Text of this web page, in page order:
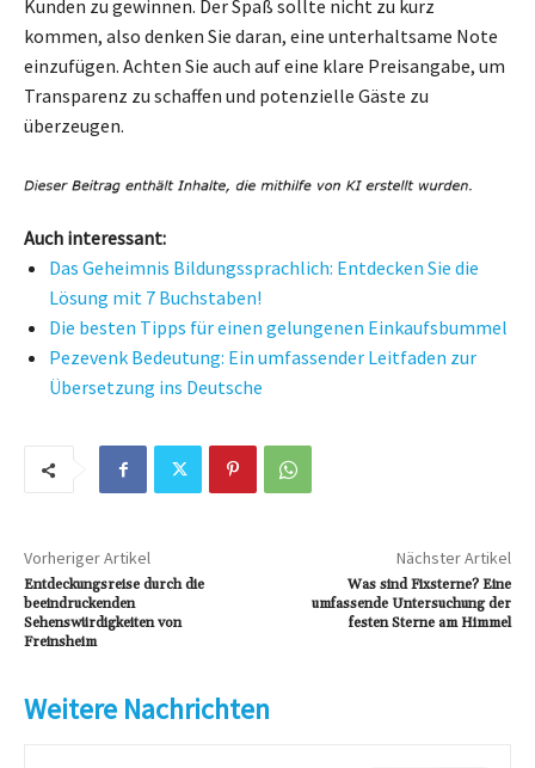
Kunden zu gewinnen. Der Spaß sollte nicht zu kurz
kommen, also denken Sie daran, eine unterhaltsame Note
einzufügen. Achten Sie auch auf eine klare Preisangabe, um
Transparenz zu schaffen und potenzielle Gäste zu
überzeugen.
Auch interessant:
Das Geheimnis Bildungssprachlich: Entdecken Sie die
Lösung mit 7 Buchstaben!
Die besten Tipps für einen gelungenen Einkaufsbummel
Pezevenk Bedeutung: Ein umfassender Leitfaden zur
Übersetzung ins Deutsche
Vorheriger Artikel
Entdeckungsreise durch die
beeindruckenden
Sehenswürdigkeiten von
Freinsheim
Nächster Artikel
Was sind Fixsterne? Eine
umfassende Untersuchung der
festen Sterne am Himmel
Weitere Nachrichten